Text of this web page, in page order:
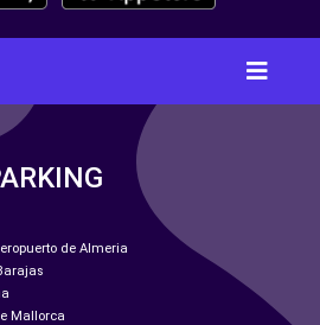
de Almeria
Mallorca